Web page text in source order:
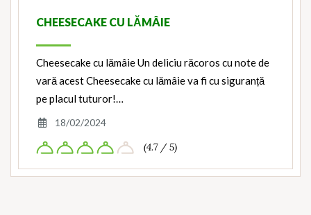
CHEESECAKE CU LĂMÂIE
Cheesecake cu lămâie Un deliciu răcoros cu note de
vară acest Cheesecake cu lămâie va fi cu siguranță
pe placul tuturor!…
18/02/2024
(4.7 / 5)